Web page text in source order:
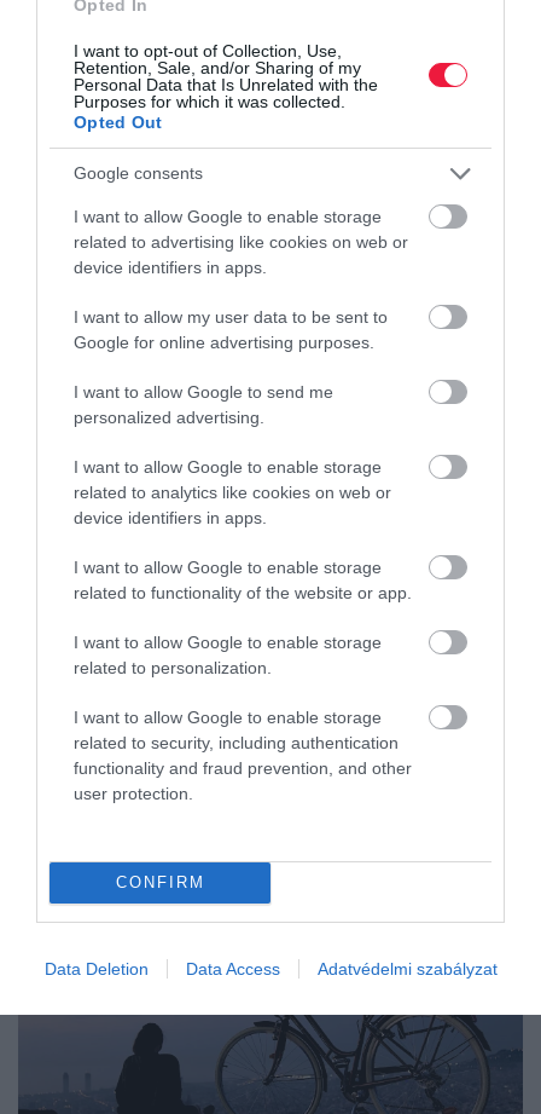
Opted In
I want to opt-out of Collection, Use,
Retention, Sale, and/or Sharing of my
Personal Data that Is Unrelated with the
Purposes for which it was collected.
Opted Out
Google consents
I want to allow Google to enable storage
related to advertising like cookies on web or
device identifiers in apps.
I want to allow my user data to be sent to
Google for online advertising purposes.
I want to allow Google to send me
personalized advertising.
I want to allow Google to enable storage
related to analytics like cookies on web or
device identifiers in apps.
I want to allow Google to enable storage
related to functionality of the website or app.
I want to allow Google to enable storage
related to personalization.
I want to allow Google to enable storage
related to security, including authentication
functionality and fraud prevention, and other
user protection.
CONFIRM
Data Deletion Data Access Adatvédelmi szabályzat
Úgy nőtt a kétkezi dolgozók bére, hogy nincs
mögötte fedezet
Az előző év azonos időszakához képest 8,5 százalékkal, 2430
átlagos bruttó órabére Magyarországon. Erről tanúskodik a
Trenkwalder…